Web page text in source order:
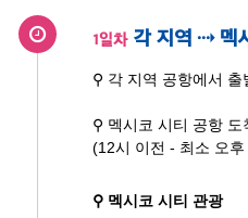
1일차 각 지역 ⇢ 멕
⚲ 각 지역 공항에서 출
⚲ 멕시코 시티 공항 도
(12시 이전 - 최소 오후
⚲ 멕시코 시티 관광